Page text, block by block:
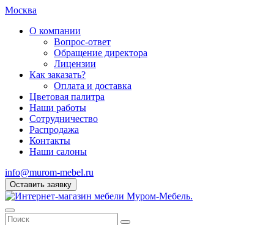
Москва
О компании
Вопрос-ответ
Обращение директора
Лицензии
Как заказать?
Оплата и доставка
Цветовая палитра
Наши работы
Сотрудничество
Распродажа
Контакты
Наши салоны
info@murom-mebel.ru
Оставить заявку